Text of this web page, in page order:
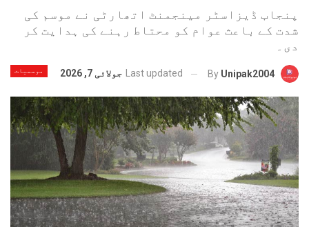
پنجاب ڈیزاسٹر مینجمنٹ اتھارٹی نے موسم کی
شدت کے باعث عوام کو محتاط رہنے کی ہدایت کر
دی۔
موسمیات By Unipak2004
Last updated جولائی 7, 2026